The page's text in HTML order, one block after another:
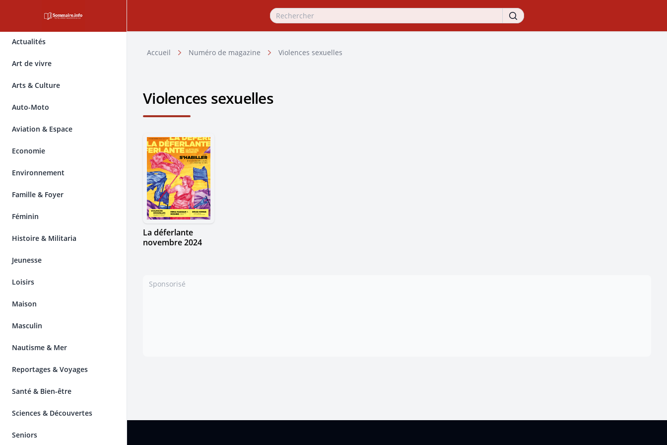
Actualités
Art de vivre
Arts & Culture
Auto-Moto
Aviation & Espace
Economie
Environnement
Famille & Foyer
Féminin
Histoire & Militaria
Jeunesse
Loisirs
Maison
Masculin
Nautisme & Mer
Reportages & Voyages
Santé & Bien-être
Sciences & Découvertes
Seniors
Accueil Numéro de magazine Violences sexuelles
Violences sexuelles
La déferlante
novembre 2024
Sponsorisé